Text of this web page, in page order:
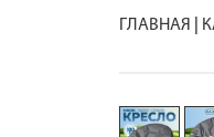
ГЛАВНАЯ